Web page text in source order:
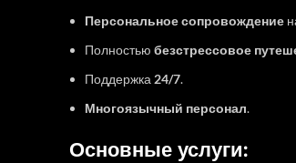
Персональное сопровождение
Полностью безстрессовое
Поддержка 24/7.
Многоязычный персонал.
Основные услуги: